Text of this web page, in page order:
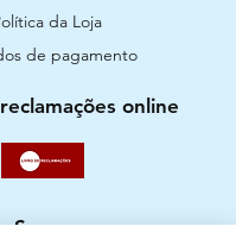
da Loja
de pagamento
online
Segurança